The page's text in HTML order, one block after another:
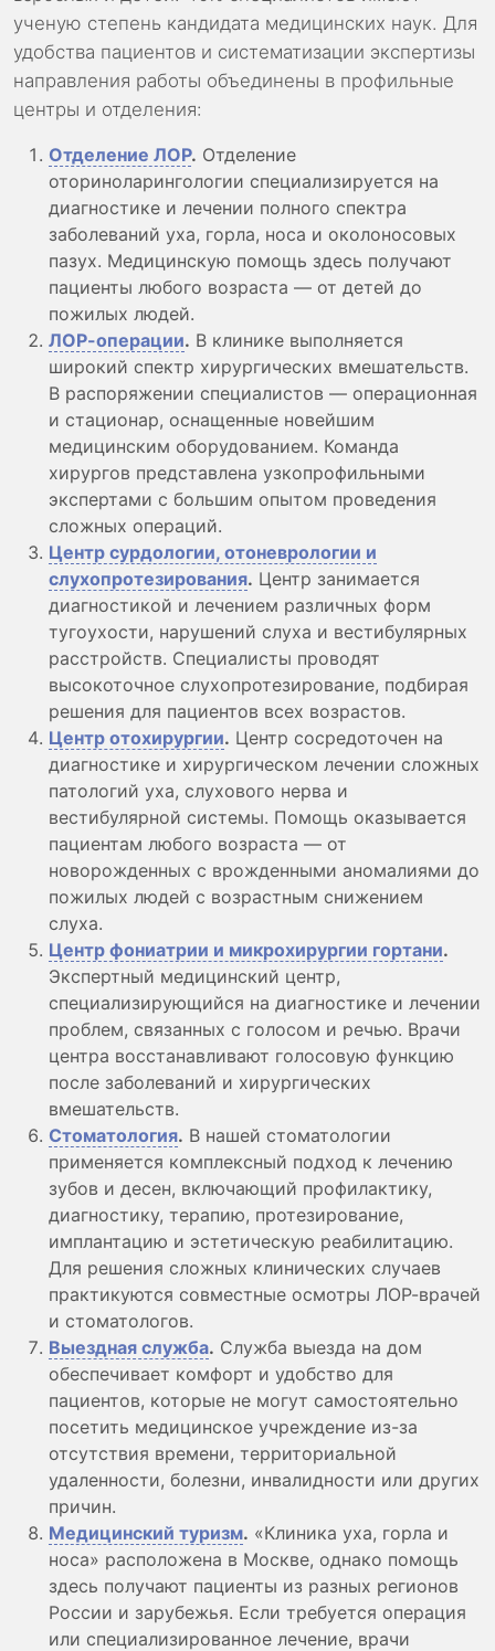
ученую степень кандидата медицинских наук. Для
удобства пациентов и систематизации экспертизы
направления работы объединены в профильные
центры и отделения:
Отделение ЛОР. Отделение
оториноларингологии специализируется на
диагностике и лечении полного спектра
заболеваний уха, горла, носа и околоносовых
пазух. Медицинскую помощь здесь получают
пациенты любого возраста — от детей до
пожилых людей.
ЛОР-операции. В клинике выполняется
широкий спектр хирургических вмешательств.
В распоряжении специалистов — операционная
и стационар, оснащенные новейшим
медицинским оборудованием. Команда
хирургов представлена узкопрофильными
экспертами с большим опытом проведения
сложных операций.
Центр сурдологии, отоневрологии и
слухопротезирования. Центр занимается
диагностикой и лечением различных форм
тугоухости, нарушений слуха и вестибулярных
расстройств. Специалисты проводят
высокоточное слухопротезирование, подбирая
решения для пациентов всех возрастов.
Центр отохирургии. Центр сосредоточен на
диагностике и хирургическом лечении сложных
патологий уха, слухового нерва и
вестибулярной системы. Помощь оказывается
пациентам любого возраста — от
новорожденных с врожденными аномалиями до
пожилых людей с возрастным снижением
слуха.
Центр фониатрии и микрохирургии гортани.
Экспертный медицинский центр,
специализирующийся на диагностике и лечении
проблем, связанных с голосом и речью. Врачи
центра восстанавливают голосовую функцию
после заболеваний и хирургических
вмешательств.
Стоматология. В нашей стоматологии
применяется комплексный подход к лечению
зубов и десен, включающий профилактику,
диагностику, терапию, протезирование,
имплантацию и эстетическую реабилитацию.
Для решения сложных клинических случаев
практикуются совместные осмотры ЛОР-врачей
и стоматологов.
Выездная служба. Служба выезда на дом
обеспечивает комфорт и удобство для
пациентов, которые не могут самостоятельно
посетить медицинское учреждение из-за
отсутствия времени, территориальной
удаленности, болезни, инвалидности или других
причин.
Медицинский туризм. «Клиника уха, горла и
носа» расположена в Москве, однако помощь
здесь получают пациенты из разных регионов
России и зарубежья. Если требуется операция
или специализированное лечение, врачи